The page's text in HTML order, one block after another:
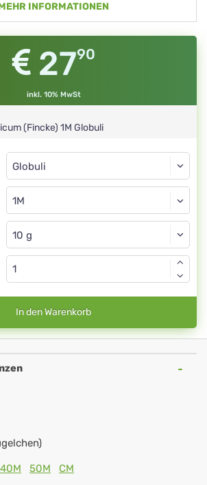
INFORMATIONEN
2790
inkl. 10% MwSt
(Fincke) 1M Globuli
Form
Globuli
1M
Globuli
In den Warenkorb
40M 50M CM